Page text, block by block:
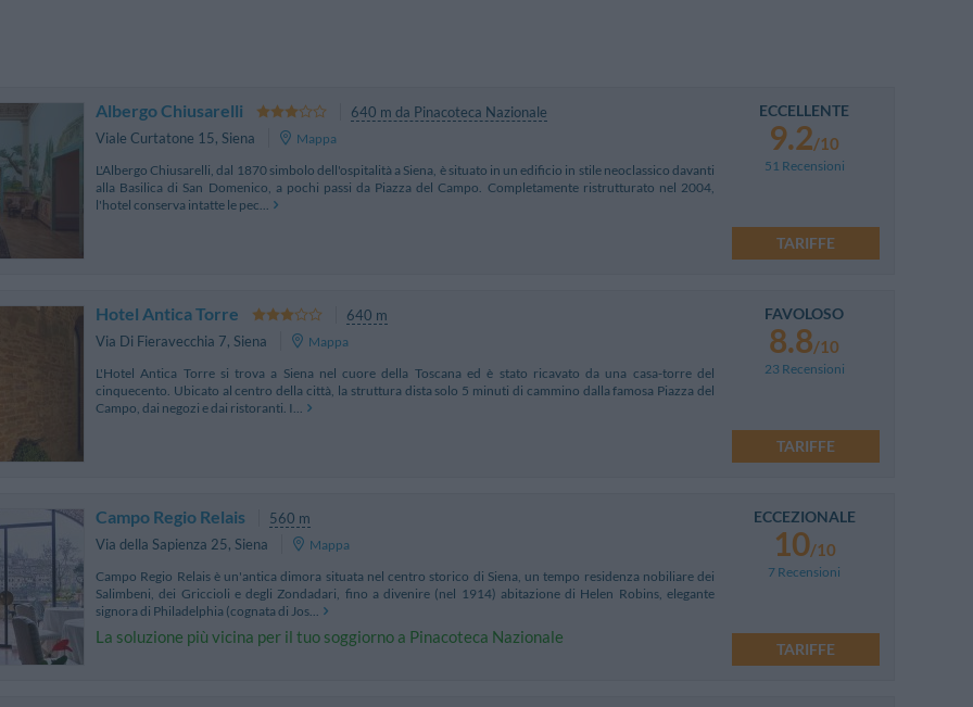
Albergo Chiusarelli
640 m da Pinacoteca Nazionale
Viale Curtatone 15, Siena
Mappa
L'Albergo Chiusarelli, dal 1870 simbolo dell'ospitalità a Siena, è situato in un edificio in stile neoclassico davanti
alla Basilica di San Domenico, a pochi passi da Piazza del Campo. Completamente ristrutturato nel 2004,
l'hotel conserva intatte le pec...
ECCELLENTE
9.2/10
51 Recensioni
TARIFFE
Hotel Antica Torre
640 m
Via Di Fieravecchia 7, Siena
Mappa
L'Hotel Antica Torre si trova a Siena nel cuore della Toscana ed è stato ricavato da una casa-torre del
cinquecento. Ubicato al centro della città, la struttura dista solo 5 minuti di cammino dalla famosa Piazza del
Campo, dai negozi e dai ristoranti. I...
FAVOLOSO
8.8/10
23 Recensioni
TARIFFE
Campo Regio Relais
560 m
Via della Sapienza 25, Siena
Mappa
Campo Regio Relais è un'antica dimora situata nel centro storico di Siena, un tempo residenza nobiliare dei
Salimbeni, dei Griccioli e degli Zondadari, fino a divenire (nel 1914) abitazione di Helen Robins, elegante
signora di Philadelphia (cognata di Jos...
La soluzione più vicina per il tuo soggiorno a Pinacoteca Nazionale
ECCEZIONALE
10/10
7 Recensioni
TARIFFE